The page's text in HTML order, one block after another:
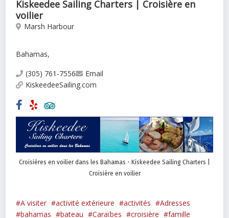
Kiskeedee Sailing Charters | Croisière en
voilier
Marsh Harbour
Bahamas,
(305) 761-7556
Email
KiskeedeeSailing.com
Croisières en voilier dans les Bahamas - Kiskeedee Sailing Charters |
Croisière en voilier
A visiter activité extérieure activités
Adresses
bahamas
bateau Caraïbes croisière famille